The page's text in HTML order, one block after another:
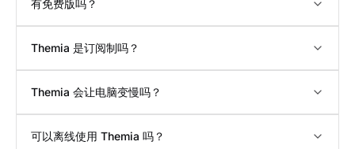
有免费版吗？
Themia 是订阅制吗？
Themia 会让电脑变慢吗？
可以离线使用 Themia 吗？